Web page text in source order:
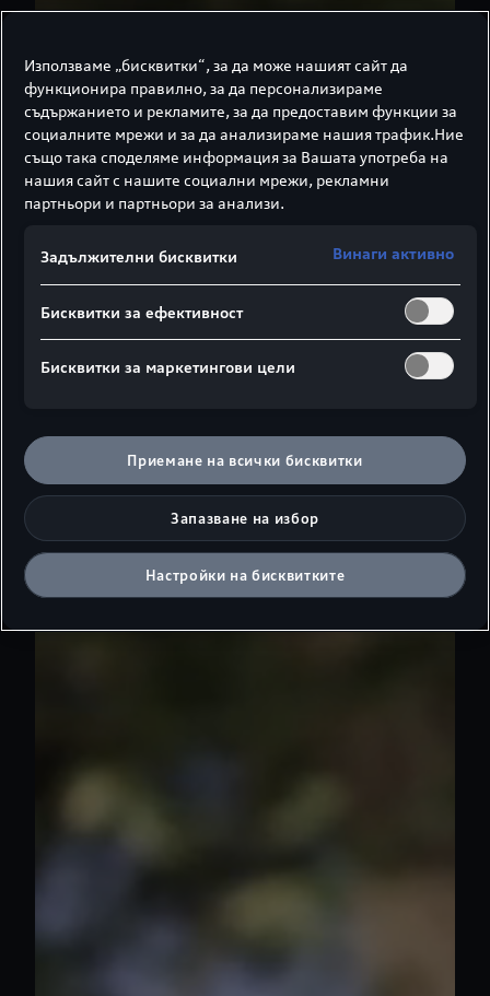
Използваме „бисквитки“, за да може нашият сайт да
функционира правилно, за да персонализираме
съдържанието и рекламите, за да предоставим функции за
социалните мрежи и за да анализираме нашия трафик.Ние
също така споделяме информация за Вашата употреба на
нашия сайт с нашите социални мрежи, рекламни
партньори и партньори за анализи.
Задължителни бисквитки Винаги активно
Бисквитки за ефективност
Бисквитки за маркетингови цели
Приемане на всички бисквитки
Запазване на избор
Настройки на бисквитките